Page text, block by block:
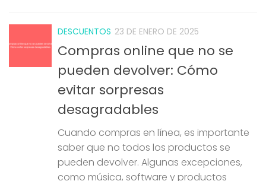
DESCUENTOS 23 DE ENERO DE 2025
Compras online que no se
pueden devolver: Cómo
evitar sorpresas
desagradables
Cuando compras en línea, es importante
saber que no todos los productos se
pueden devolver. Algunas excepciones,
como música, software y productos